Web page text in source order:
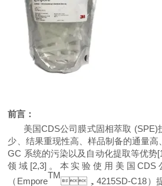
前言 ：
美国CDS公司膜式固相萃取 (SPE)
少 、结果重现性高、样品制备的通量高
GC 系统的污染以及自动化提取等优势[
领域 [2,3] 。本实验使用美国
（ Empore
TM
，4215SD-C18）